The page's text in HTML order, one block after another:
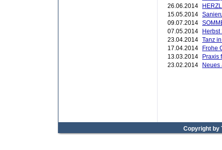
26.06.2014
15.05.2014
09.07.2014
07.05.2014
23.04.2014 Tanz
17.04.2014
Frohe
13.03.2014
Praxis
23.02.2014
Neues
Copyright by